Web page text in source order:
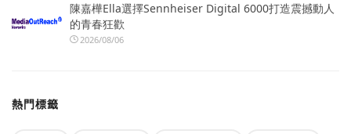
陳嘉樺Ella選擇Sennheiser Digital 6000打造震撼動人
的青春狂歡
2026/08/06
熱門標籤